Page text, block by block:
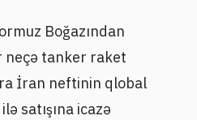
Boğazından
neçə tanker raket
İran neftinin qlobal
satışına icazə